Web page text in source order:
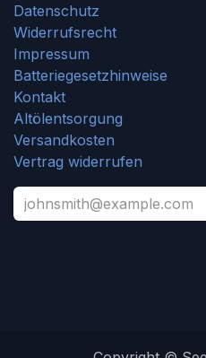
Datenschutz
Widerrufsrecht
Impressum
Batteriegesetzhinweise
Kontakt
Altölentsorgung
Versandkosten
Vertrag widerrufen